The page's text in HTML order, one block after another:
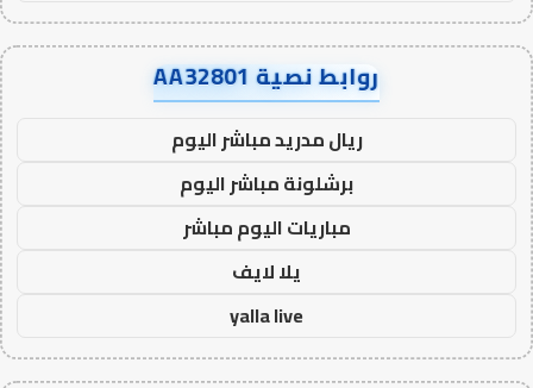
روابط نصية AA32801
ريال مدريد مباشر اليوم
برشلونة مباشر اليوم
مباريات اليوم مباشر
يلا لايف
yalla live